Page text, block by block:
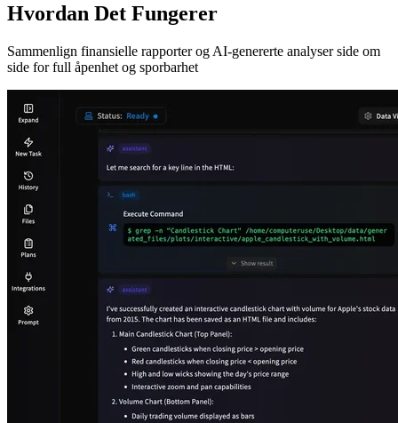
Hvordan Det Fungerer
Sammenlign finansielle rapporter og AI-genererte analyser side om
side for full åpenhet og sporbarhet